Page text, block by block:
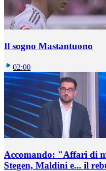
Il sogno Mastantuono
02:00
Accomando: "Affari di
Stegen, Maldini e... il